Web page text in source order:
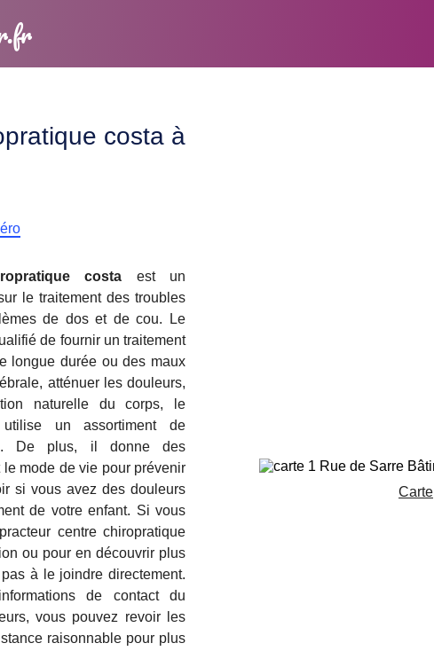
costa à
costa est un
le traitement des troubles
de dos et de cou. Le
de fournir un traitement
longue durée ou des maux
atténuer les douleurs,
naturelle du corps, le
utilise un assortiment de
De plus, il donne des
mode de vie pour prévenir
si vous avez des douleurs
de votre enfant. Si vous
centre chiropratique
ou pour en découvrir plus
à le joindre directement.
de contact du
vous pouvez revoir les
raisonnable pour plus
Carte